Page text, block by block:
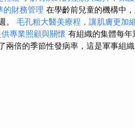
的財務管理 在學齡前兒童的機構中
。 毛孔粗大醫美療程，讓肌膚更加
專業照顧與關懷 有組織的集體每
兩倍的季節性發病率，這是軍事組織